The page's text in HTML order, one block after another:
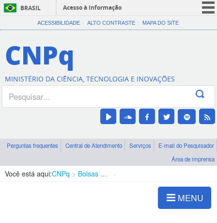
BRASIL
Acesso à informação
CORONAVÍRUS (COVID-19)
Canais
ACESSIBILIDADE ALTO CONTRASTE MAPA DO SITE
CNPq
MINISTÉRIO DA CIÊNCIA, TECNOLOGIA E INOVAÇÕES
Perguntas frequentes Central de Atendimento Serviços
E-mail do Pesquisador
Área de imprensa
Você está aqui:CNPq Bolsas e Auxílios Vigentes
MENU